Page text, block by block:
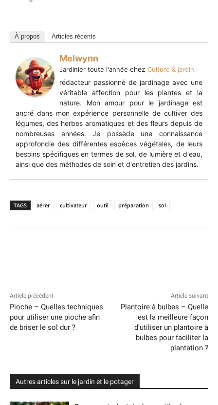
À propos Articles récents
Melwynn
Jardinier toute l'année chez Culture & jardin
rédacteur passionné de jardinage avec une
véritable affection pour les plantes et la
nature. Mon amour pour le jardinage est
ancré dans mon expérience personnelle de cultiver des
légumes, des herbes aromatiques et des fleurs depuis de
nombreuses années. Je possède une connaissance
approfondie des différentes espèces végétales, de leurs
besoins spécifiques en termes de sol, de lumière et d'eau,
ainsi que des méthodes de soin et d'entretien des jardins.
TAGS aérer cultivateur outil préparation sol
Article précédent
Pioche – Quelles techniques
pour utiliser une pioche afin
de briser le sol dur ?
Article suivant
Plantoire à bulbes – Quelle
est la meilleure façon
d'utiliser un plantoire à
bulbes pour faciliter la
plantation ?
Autres articles sur le jardin et le potager